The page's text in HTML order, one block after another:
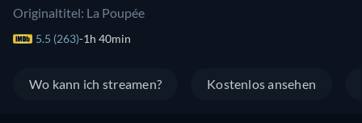
Originaltitel: La Poupée
5.5 (263) 1h 40min
Wo kann ich streamen? Kostenlos ansehen